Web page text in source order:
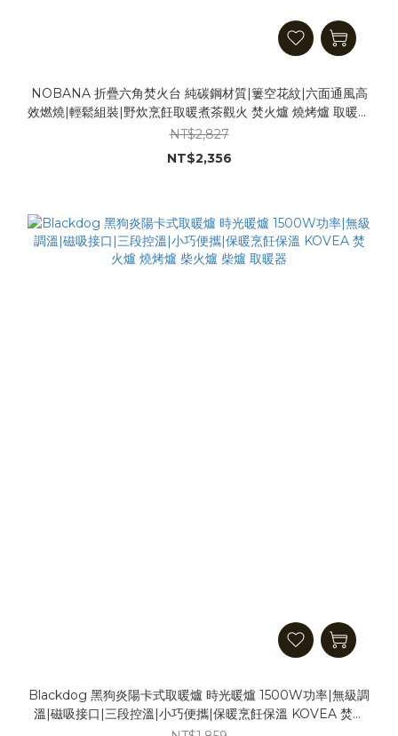
NOBANA 折疊六角焚火台 純碳鋼材質|簍空花紋|六面通風高
效燃燒|輕鬆組裝|野炊烹飪取暖煮茶觀火 焚火爐 燒烤爐 取暖爐
柴火爐 柴爐 取暖器
NT$2,827
NT$2,356
Blackdog 黑狗炎陽卡式取暖爐 時光暖爐 1500W功率|無級調
溫|磁吸接口|三段控溫|小巧便攜|保暖烹飪保溫 KOVEA 焚火
爐 燒烤爐 柴火爐 柴爐 取暖器